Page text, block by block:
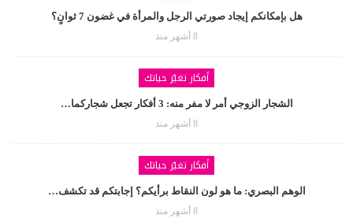
هل بإمكانكم إيجاد صورتي الرجل والمرأة في غضون 7 ثوانٍ؟
8 أشهر منذ
أفكار تغيّر حياتك
الشجار الزوجي أمر لا مفر منه: 3 أفكار تجعل شجاركما…
8 أشهر منذ
أفكار تغيّر حياتك
الوهم البصري: ما هو لون النقاط برأيكم؟ إجابتكم قد تكشف…
8 أشهر منذ